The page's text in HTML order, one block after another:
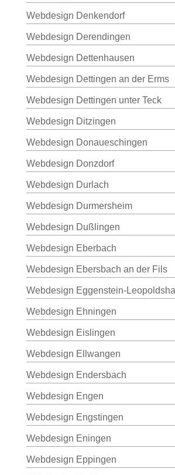
Webdesign Denkendorf
Webdesign Derendingen
Webdesign Dettenhausen
Webdesign Dettingen an der Erms
Webdesign Dettingen unter Teck
Webdesign Ditzingen
Webdesign Donaueschingen
Webdesign Donzdorf
Webdesign Durlach
Webdesign Durmersheim
Webdesign Dußlingen
Webdesign Eberbach
Webdesign Ebersbach an der Fils
Webdesign Eggenstein-
Webdesign Ehningen
Webdesign Eislingen
Webdesign Ellwangen
Webdesign Endersbach
Webdesign Engen
Webdesign Engstingen
Webdesign Eningen
Webdesign Eppingen